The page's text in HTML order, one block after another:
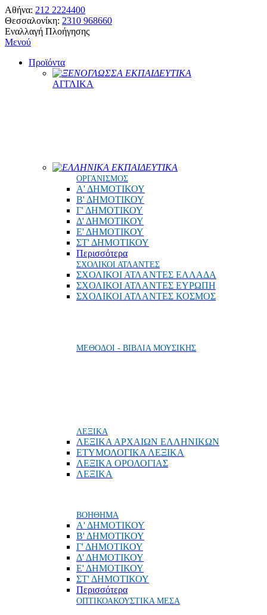
Αθήνα: 212 2224400
Θεσσαλονίκη: 2310 968660
Εναλλαγή Πλοήγησης
Μενού
Προϊόντα
ΞΕΝΟΓΛΩΣΣΑ ΕΚΠΑΙΔΕΥΤΙΚΑ
ΑΓΓΛΙΚΑ
ΕΛΛΗΝΙΚΑ ΕΚΠΑΙΔΕΥΤΙΚΑ
ΟΡΓΑΝΙΣΜΟΣ
Α' ΔΗΜΟΤΙΚΟΥ
Β' ΔΗΜΟΤΙΚΟΥ
Γ' ΔΗΜΟΤΙΚΟΥ
Δ' ΔΗΜΟΤΙΚΟΥ
Ε' ΔΗΜΟΤΙΚΟΥ
ΣΤ' ΔΗΜΟΤΙΚΟΥ
Περισσότερα
ΣΧΟΛΙΚΟΙ ΑΤΛΑΝΤΕΣ
ΣΧΟΛΙΚΟΙ ΑΤΛΑΝΤΕΣ ΕΛΛΑΔΑ
ΣΧΟΛΙΚΟΙ ΑΤΛΑΝΤΕΣ ΕΥΡΩΠΗ
ΣΧΟΛΙΚΟΙ ΑΤΛΑΝΤΕΣ ΚΟΣΜΟΣ
ΜΕΘΟΔΟΙ - ΒΙΒΛΙΑ ΜΟΥΣΙΚΗΣ
ΛΕΞΙΚΑ
ΛΕΞΙΚΑ ΑΡΧΑΙΩΝ ΕΛΛΗΝΙΚΩΝ
ΕΤΥΜΟΛΟΓΙΚΑ ΛΕΞΙΚΑ
ΛΕΞΙΚΑ ΟΡΟΛΟΓΙΑΣ
ΛΕΞΙΚΑ
ΒΟΗΘΗΜΑ
Α' ΔΗΜΟΤΙΚΟΥ
Β' ΔΗΜΟΤΙΚΟΥ
Γ' ΔΗΜΟΤΙΚΟΥ
Δ' ΔΗΜΟΤΙΚΟΥ
Ε' ΔΗΜΟΤΙΚΟΥ
ΣΤ' ΔΗΜΟΤΙΚΟΥ
Περισσότερα
ΟΠΤΙΚΟΑΚΟΥΣΤΙΚΑ ΜΕΣΑ